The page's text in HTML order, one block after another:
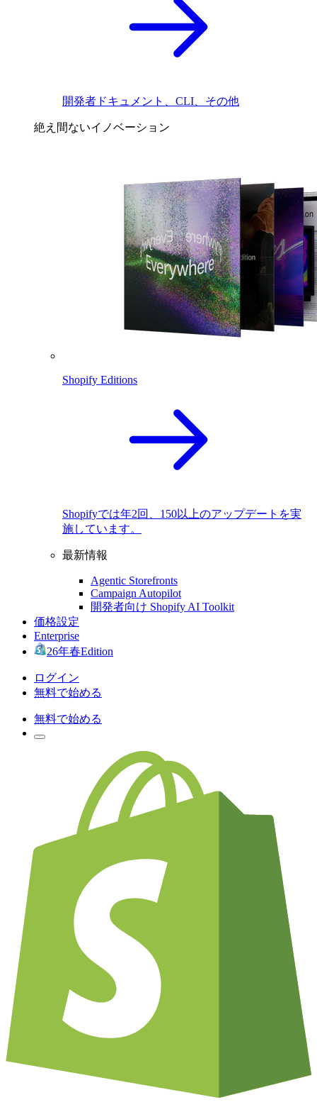
開発者ドキュメント、CLI、その他
絶え間ないイノベーション
Shopify Editions
Shopifyでは年2回、150以上のアップデートを実
施しています。
最新情報
Agentic Storefronts
Campaign Autopilot
開発者向け Shopify AI Toolkit
価格設定
Enterprise
26年春Edition
ログイン
無料で始める
無料で始める